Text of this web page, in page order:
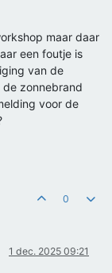
maar daar
een foutje is
van de
zonnebrand
voor de
0
1 dec. 2025 09:21